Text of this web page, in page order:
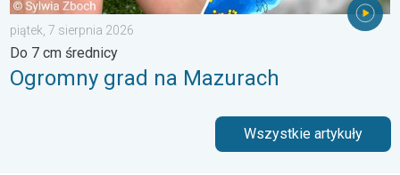
piątek, 7 sierpnia 2026
Do 7 cm średnicy
Ogromny grad na Mazurach
Wszystkie artykuły